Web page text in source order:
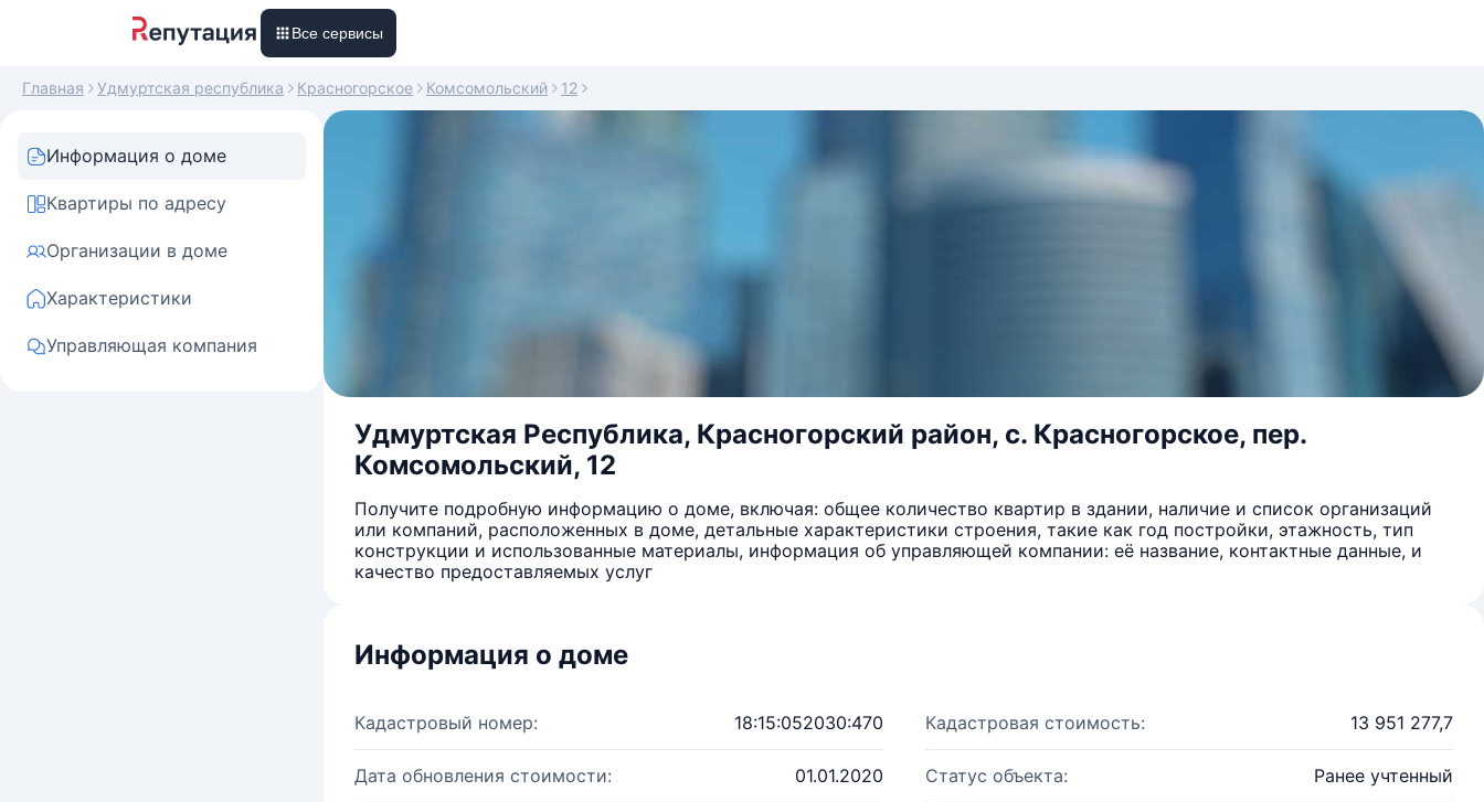
Все сервисы
Главная Удмуртская республика Красногорское Комсомольский 12
Информация о доме
Квартиры по адресу
Организации в доме
Характеристики
Управляющая компания
Удмуртская Республика, Красногорский район, с. Красногорское, пер.
Комсомольский, 12
Получите подробную информацию о доме, включая: общее количество квартир в здании, наличие и список организаций
или компаний, расположенных в доме, детальные характеристики строения, такие как год постройки, этажность, тип
конструкции и использованные материалы, информация об управляющей компании: её название, контактные данные, и
качество предоставляемых услуг
Информация о доме
Кадастровый номер: 18:15:052030:470 Кадастровая стоимость: 13 951 277,7
Дата обновления стоимости: 01.01.2020 Статус объекта: Ранее учтенный